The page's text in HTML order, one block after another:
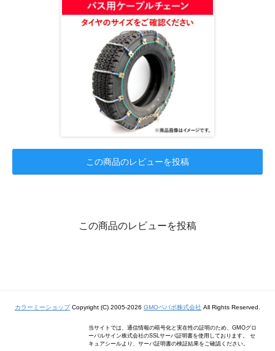
この商品のレビューを投稿
この商品のレビューを投稿
カラーミーショップCopyright (C) 2005-2026 GMOペパボ株式会社 All Rights Reserved.
当サイトでは、通信情報の暗号化と実在性の証明のため、GMOグロ
ーバルサイン株式会社のSSLサーバ証明書を使用しております。 セ
キュアシールより、サーバ証明書の検証結果をご確認ください。